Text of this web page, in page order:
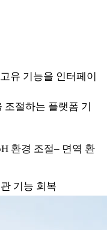
유 기능을 인터페이
조절하는 플랫폼 기
환경 조절– 면역 환
기능 회복